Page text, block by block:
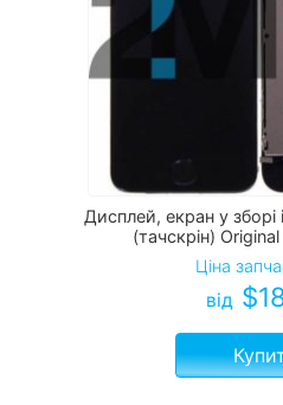
Дисплей, екран у
(тачскрін)
Ціна
від $